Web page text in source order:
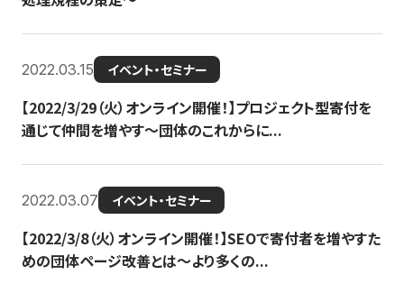
2022.03.15 イベント・セミナー
【2022/3/29（火）オンライン開催！】プロジェクト型寄付を
通じて仲間を増やす～団体のこれからに...
2022.03.07 イベント・セミナー
【2022/3/8（火）オンライン開催！】SEOで寄付者を増やすた
めの団体ページ改善とは～より多くの...